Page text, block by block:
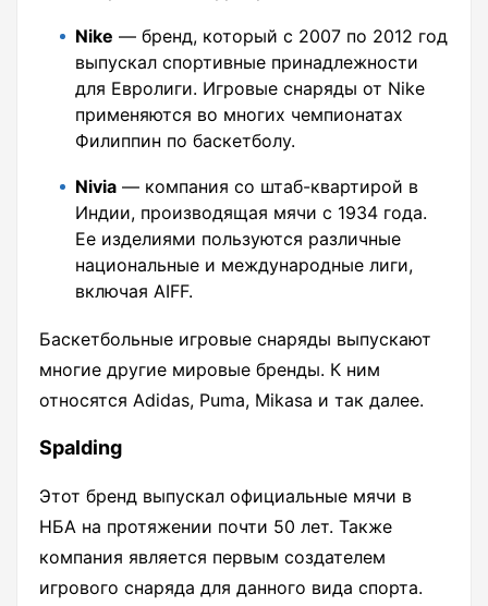
Nike — бренд, который с 2007 по 2012 год
выпускал спортивные принадлежности
для Евролиги. Игровые снаряды от Nike
применяются во многих чемпионатах
Филиппин по баскетболу.
Nivia — компания со штаб-квартирой в
Индии, производящая мячи с 1934 года.
Ее изделиями пользуются различные
национальные и международные лиги,
включая AIFF.
Баскетбольные игровые снаряды выпускают
многие другие мировые бренды. К ним
относятся Adidas, Puma, Mikasa и так далее.
Spalding
Этот бренд выпускал официальные мячи в
НБА на протяжении почти 50 лет. Также
компания является первым создателем
игрового снаряда для данного вида спорта.